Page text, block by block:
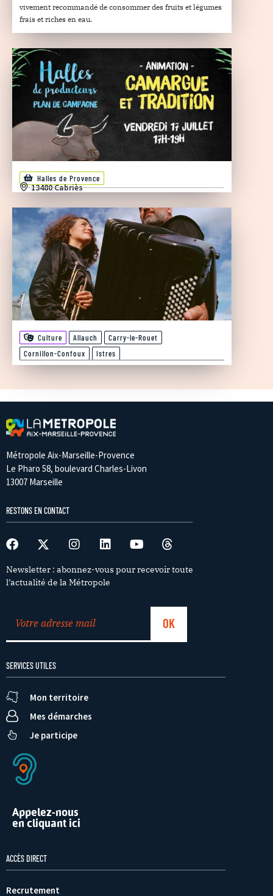
vivement recommandé de consommer des fruits et légumes
frais et riches en eau.
Halles de Provence
13480 Cabriès
Culture Allauch
Carry-le-Rouet
Cornillon-Confoux
Istres
Métropole Aix-Marseille-Provence
Le Pharo 58, boulevard Charles-Livon
13007 Marseille
RESTONS EN CONTACT
Newsletter : abonnez-vous pour recevoir toute
l’actualité de la Métropole
SERVICES UTILES
Mon territoire
Mes démarches
Je participe
Appelez-nous
en cliquant ici
ACCÈS DIRECT
Recrutement